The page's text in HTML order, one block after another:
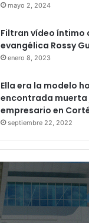
mayo 2, 2024
Filtran vídeo íntimo
evangélica Rossy
enero 8, 2023
Ella era la modelo
encontrada muerta
empresario en
septiembre 22, 2022